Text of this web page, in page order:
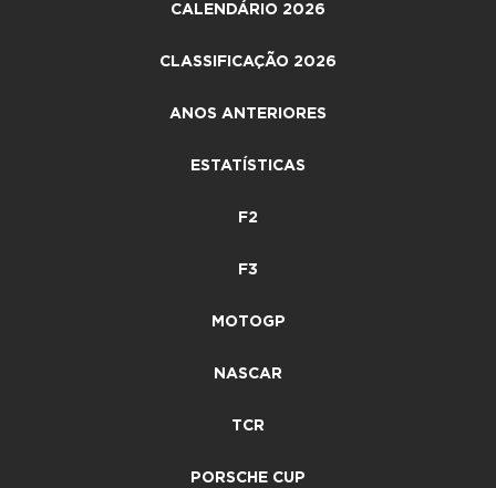
CALENDÁRIO 2026
CLASSIFICAÇÃO 2026
ANOS ANTERIORES
ESTATÍSTICAS
F2
F3
MOTOGP
NASCAR
TCR
PORSCHE CUP